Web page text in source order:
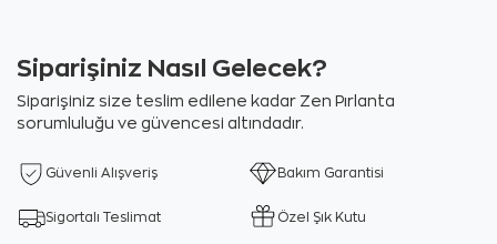
Siparişiniz Nasıl Gelecek?
Siparişiniz size teslim edilene kadar Zen Pırlanta
sorumluluğu ve güvencesi altındadır.
Güvenli Alışveriş Bakım Garantisi
Sigortalı Teslimat Özel Şık Kutu